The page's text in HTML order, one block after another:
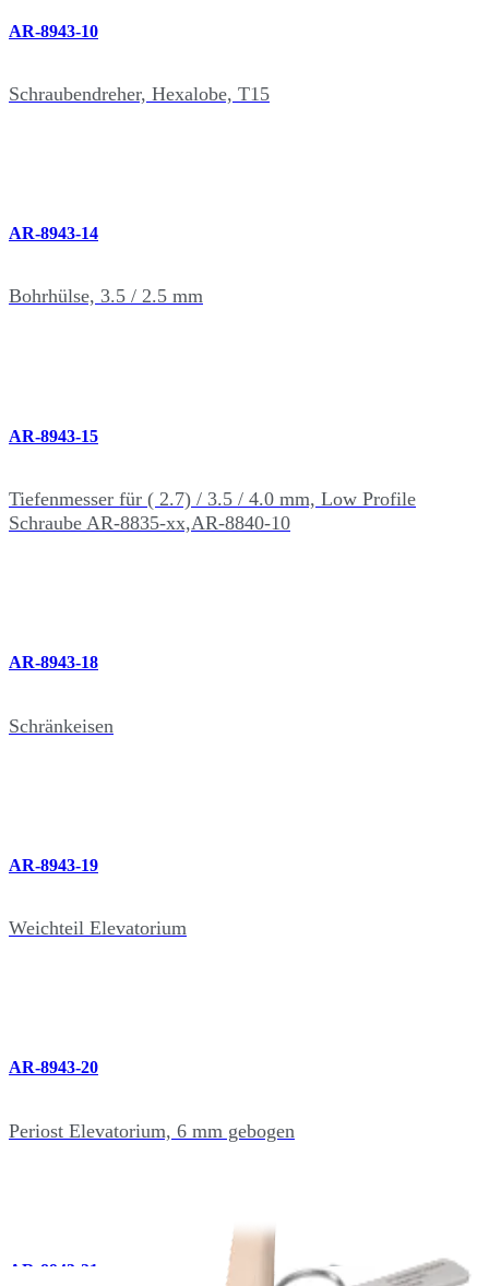
AR-8943-10
Schraubendreher, Hexalobe, T15
AR-8943-14
Bohrhülse, 3.5 / 2.5 mm
AR-8943-15
Tiefenmesser für ( 2.7) / 3.5 / 4.0 mm, Low Profile
Schraube AR-8835-xx,AR-8840-10
AR-8943-18
Schränkeisen
AR-8943-19
Weichteil Elevatorium
AR-8943-20
Periost Elevatorium, 6 mm gebogen
AR-8943-21